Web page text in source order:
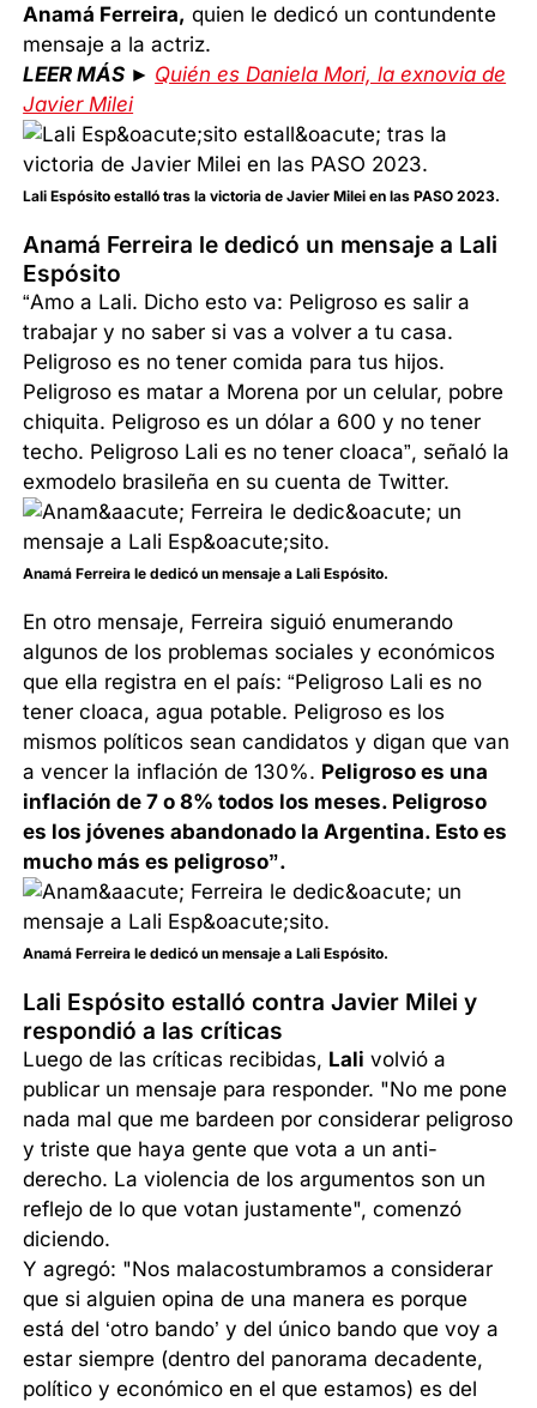
Anamá Ferreira, quien le dedicó un contundente
mensaje a la actriz.
LEER MÁS ► Quién es Daniela Mori, la exnovia de
Javier Milei
Lali Espósito estalló tras la victoria de Javier Milei en las PASO 2023.
Anamá Ferreira le dedicó un mensaje a Lali
Espósito
“Amo a Lali. Dicho esto va: Peligroso es salir a
trabajar y no saber si vas a volver a tu casa.
Peligroso es no tener comida para tus hijos.
Peligroso es matar a Morena por un celular, pobre
chiquita. Peligroso es un dólar a 600 y no tener
techo. Peligroso Lali es no tener cloaca”, señaló la
exmodelo brasileña en su cuenta de Twitter.
Anamá Ferreira le dedicó un mensaje a Lali Espósito.
En otro mensaje, Ferreira siguió enumerando
algunos de los problemas sociales y económicos
que ella registra en el país: “Peligroso Lali es no
tener cloaca, agua potable. Peligroso es los
mismos políticos sean candidatos y digan que van
a vencer la inflación de 130%. Peligroso es una
inflación de 7 o 8% todos los meses. Peligroso
es los jóvenes abandonado la Argentina. Esto es
mucho más es peligroso”.
Anamá Ferreira le dedicó un mensaje a Lali Espósito.
Lali Espósito estalló contra Javier Milei y
respondió a las críticas
Luego de las críticas recibidas, Lali volvió a
publicar un mensaje para responder. "No me pone
nada mal que me bardeen por considerar peligroso
y triste que haya gente que vota a un anti-
derecho. La violencia de los argumentos son un
reflejo de lo que votan justamente", comenzó
diciendo.
Y agregó: "Nos malacostumbramos a considerar
que si alguien opina de una manera es porque
está del ‘otro bando’ y del único bando que voy a
estar siempre (dentro del panorama decadente,
político y económico en el que estamos) es del